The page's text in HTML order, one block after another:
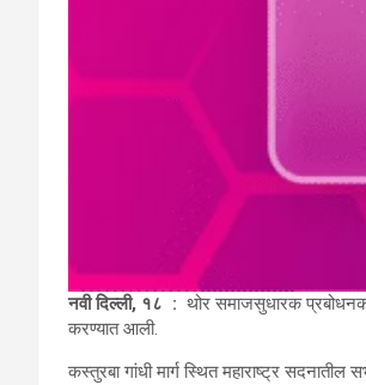
नवी दिल्ली, १८ : थोर समाजसुधारक
करण्यात आली.
कस्तुरबा गांधी मार्ग स्थित महाराष्ट्र सदनातील